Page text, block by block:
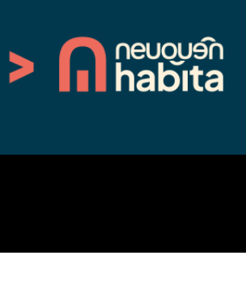
de comparsas. Luego desde las 20 diversas
estarán presentes durante el festival. Las
Fiesta del Chivito.